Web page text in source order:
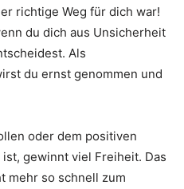
richtige Weg für dich war!
du dich aus Unsicherheit
Als
du ernst genommen und
oder dem positiven
gewinnt viel Freiheit. Das
mehr so schnell zum